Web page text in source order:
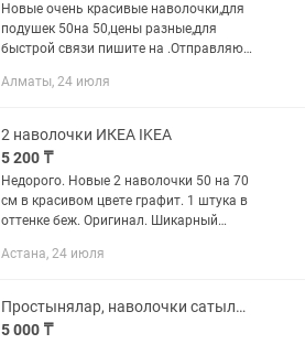
Новые очень красивые наволочки,для
подушек 50на 50,цены разные,для
быстрой связи пишите на .Отправляю
Алматы, 24 июля
2 наволочки ИКЕА IKEA
5 200 ₸
Недорого. Новые 2 наволочки 50 на 70
см в красивом цвете графит. 1 штука в
оттенке беж. Оригинал. Шикарный
Возможна доставка, в зависимости от
Астана, 24 июля
Простынялар, наволочки сатылады
5 000 ₸